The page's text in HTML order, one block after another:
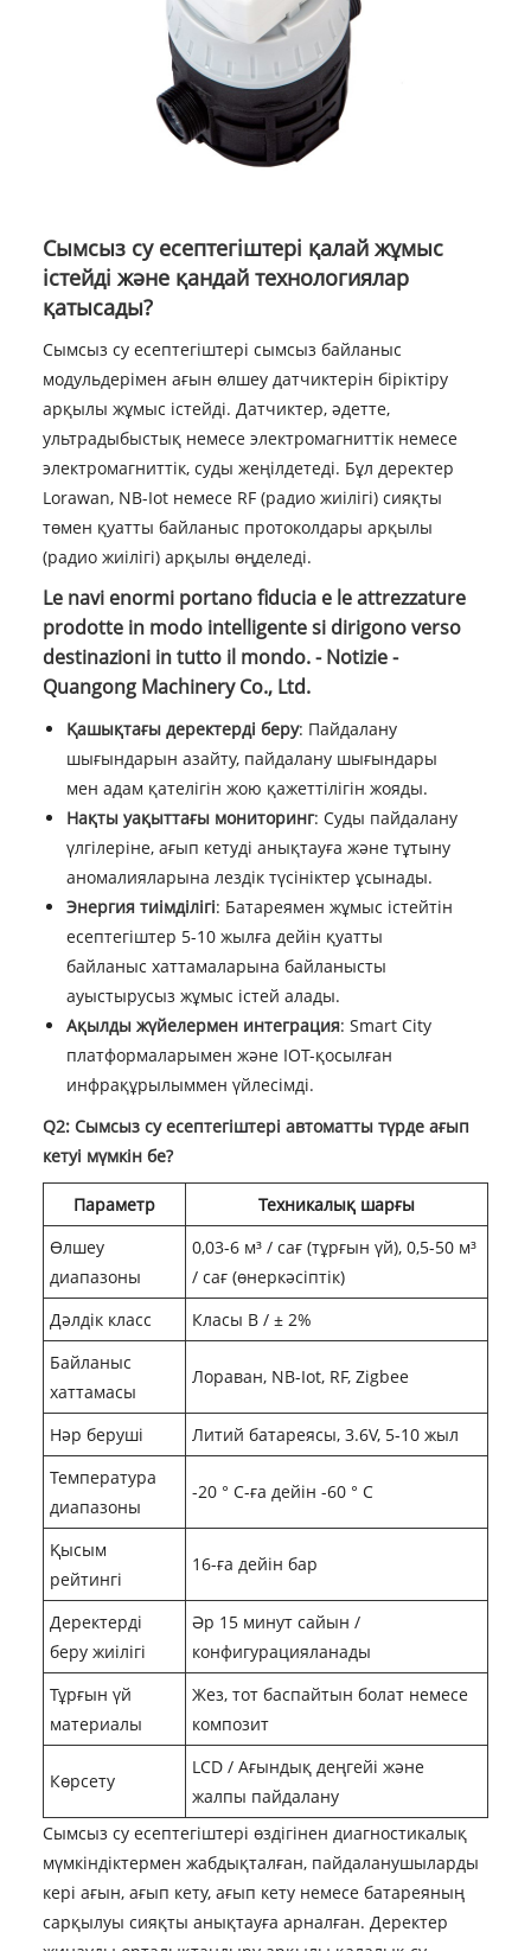
Сымсыз су есептегіштері қалай жұмыс
істейді және қандай технологиялар
қатысады?
Сымсыз су есептегіштері сымсыз байланыс
модульдерімен ағын өлшеу датчиктерін біріктіру
арқылы жұмыс істейді. Датчиктер, әдетте,
ультрадыбыстық немесе электромагниттік немесе
электромагниттік, суды жеңілдетеді. Бұл деректер
Lorawan, NB-Iot немесе RF (радио жиілігі) сияқты
төмен қуатты байланыс протоколдары арқылы
(радио жиілігі) арқылы өңделеді.
Le navi enormi portano fiducia e le attrezzature
prodotte in modo intelligente si dirigono verso
destinazioni in tutto il mondo. - Notizie -
Quangong Machinery Co., Ltd.
Қашықтағы деректерді беру: Пайдалану
шығындарын азайту, пайдалану шығындары
мен адам қателігін жою қажеттілігін жояды.
Нақты уақыттағы мониторинг: Суды пайдалану
үлгілеріне, ағып кетуді анықтауға және тұтыну
аномалияларына лездік түсініктер ұсынады.
Энергия тиімділігі: Батареямен жұмыс істейтін
есептегіштер 5-10 жылға дейін қуатты
байланыс хаттамаларына байланысты
ауыстырусыз жұмыс істей алады.
Ақылды жүйелермен интеграция: Smart City
платформаларымен және IOT-қосылған
инфрақұрылыммен үйлесімді.
Q2: Сымсыз су есептегіштері автоматты түрде ағып
кетуі мүмкін бе?
Параметр
Техникалық шарғы
Өлшеу
диапазоны
0,03-6 м³ / сағ (тұрғын үй), 0,5-50 м³
/ сағ (өнеркәсіптік)
Дәлдік класс
Класы В / ± 2%
Байланыс
хаттамасы
Лораван, NB-Iot, RF, Zigbee
Нәр беруші
Литий батареясы, 3.6V, 5-10 жыл
Температура
диапазоны
-20 ° C-ға дейін -60 ° C
Қысым
рейтингі
16-ға дейін бар
Деректерді
беру жиілігі
Әр 15 минут сайын /
конфигурацияланады
Тұрғын үй
материалы
Жез, тот баспайтын болат немесе
композит
Көрсету
LCD / Ағындық деңгейі және
жалпы пайдалану
Сымсыз су есептегіштері өздігінен диагностикалық
мүмкіндіктермен жабдықталған, пайдаланушыларды
кері ағын, ағып кету, ағып кету немесе батареяның
сарқылуы сияқты анықтауға арналған. Деректер